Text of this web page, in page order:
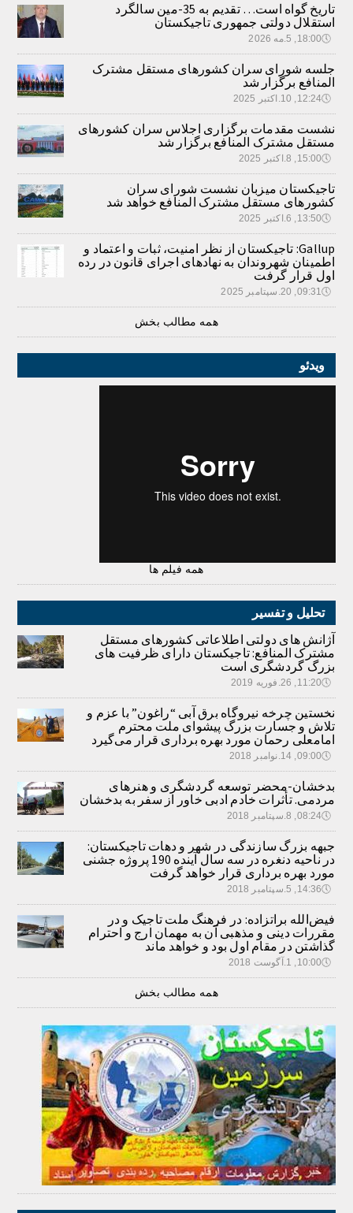
تاریخ گواه است… تقدیم به 35-مین سالگرد
استقلال دولتی جمهوری تاجیکستان
🕔18:00, 5.مه 2026
جلسه شورای سران کشورهای مستقل مشترک
المنافع برگزار شد
🕔12:24, 10.اکتبر 2025
نشست مقدمات برگزاری اجلاس سران کشورهای
مستقل مشترک المنافع برگزار شد
🕔15:00, 8.اکتبر 2025
تاجیکستان میزبان نشست شورای سران
کشورهای مستقل مشترک المنافع خواهد شد
🕔13:50, 6.اکتبر 2025
Gallup: تاجیکستان از نظر امنیت، ثبات و اعتماد و
اطمینان شهروندان به نهادهای اجرای قانون در رده
اول قرار گرفت
🕔09:31, 20.سپتامبر 2025
همه مطالب بخش
ویدئو
همه فیلم ها
تحلیل و تفسیر
آژانش های دولتی اطلاعاتی کشورهای مستقل
مشترک المنافع: تاجیکستان دارای ظرفیت های
بزرگ گردشگری است
🕔11:20, 26.فوریه 2019
نخستین چرخه نیروگاه برق آبی “راغون” با عزم و
تلاش و جسارت بزرگ پیشوای ملت محترم
امامعلی رحمان مورد بهره برداری قرار می‌گیرد
🕔09:00, 14.نوامبر 2018
بدخشان-محضر توسعه گردشگری و هنرهای
مردمی. تأثرات خادم ادبی خاور از سفر به بدخشان
🕔08:24, 8.سپتامبر 2018
جبهه بزرگ سازندگی در شهر و دهات تاجیکستان:
در ناحیه دنغره در سه سال آینده 190 پروژه جشنی
مورد بهره برداری قرار خواهد گرفت
🕔14:36, 5.سپتامبر 2018
فیض‌الله براتزاده: در فرهنگ ملت تاجیک و در
مقررات دینی و مذهبی آن به مهمان ارج و احترام
گذاشتن در مقام اول بود و خواهد ماند
🕔10:00, 1.آگوست 2018
همه مطالب بخش